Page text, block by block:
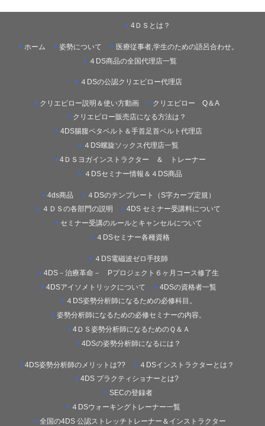
ホーム
4ＤＳとは？
姿勢について
医療従事者,学生のための語呂合わせ。
４DS商品の全国代理店一覧
４DSの公認クリエピロー代理店
クリエピロー説明＆使い方動画
クリエピロー Q＆A
クリエピロー販売店になる方法は？
4DS腸腹ペタベルト＆手首足首ベルト代理店
４DS螺旋ソックス代理店一覧
4ＤＳヨガインストラクター ＆ トレーナー
４DSセミナー情報＆４DS商品
4ds商品
４DSのテンプレート（S字カーブ定規）
４ＤＳの各部門の説明
4DS セミナー受講料について
セミナー受講のルールとキャンセルについて
４DSセミナー各種資格
４DS電磁波ゼロ手技師
4DS－治療革命－ Pプロジェクト６ヶ月コース修了生
4DSアイソメトリックについて
4DSの資格者一覧
４DS姿勢分析師になるための必修科目。
姿勢分析師になるための必修セミナーの内容。
4ＤＳ姿勢分析師になるためのＱ＆Ａ
4DSの姿勢分析師になるには？
4DS姿勢分析師のメリットは??
４DSインストラクターとは？
4DS プラクティショナーとは?
SECの登録者
４DSウォーキングトレーナー一覧
全国の4DS 公認ストレッチトレーナー＆インストラクター